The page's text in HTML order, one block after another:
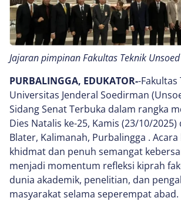
Jajaran pimpinan Fakultas Teknik Unsoed
PURBALINGGA, EDUKATOR--Fakultas
Universitas Jenderal Soedirman
Sidang Senat Terbuka dalam rangka
Dies Natalis ke-25, Kamis (23/10/2025)
Blater, Kalimanah, Purbalingga .
khidmat dan penuh semangat
menjadi momentum refleksi kiprah
dunia akademik, penelitian, dan
masyarakat selama seperempat abad.